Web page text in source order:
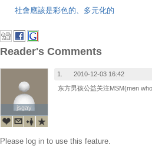
社會應該是彩色的、多元化的
Reader's Comments
jsgay
jsgay
1.
2010-12-03 16:42
东方男孩公益关注MSM(men
Please log in to use this feature.